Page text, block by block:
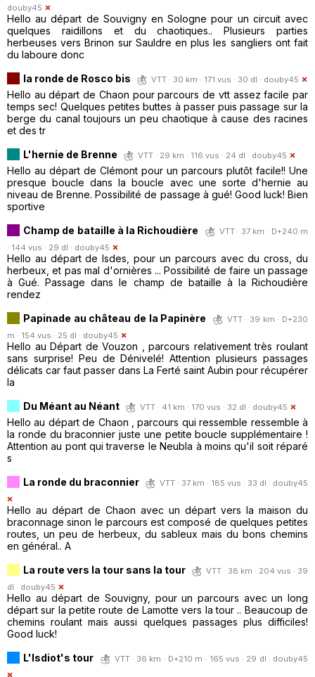
douby45
Hello au départ de Souvigny en Sologne pour un circuit avec
quelques raidillons et du chaotiques.. Plusieurs parties
herbeuses vers Brinon sur Sauldre en plus les sangliers ont fait
du laboure donc
la ronde de Rosco bis
VTT · 30 km · 171 vus · 30 dl · douby45
Hello au départ de Chaon pour parcours de vtt assez facile par
temps sec! Quelques petites buttes à passer puis passage sur la
berge du canal toujours un peu chaotique à cause des racines
et des tr
L'hernie de Brenne
VTT · 29 km · 116 vus · 24 dl · douby45
Hello au départ de Clémont pour un parcours plutôt facile!! Une
presque boucle dans la boucle avec une sorte d'hernie au
niveau de Brenne. Possibilité de passage à gué! Good luck! Bien
sportive
Champ de bataille à la Richoudière
VTT · 37 km · D+240 m
· 144 vus · 29 dl · douby45
Hello au départ de Isdes, pour un parcours avec du cross, du
herbeux, et pas mal d'ornières ... Possibilité de faire un passage
à Gué. Passage dans le champ de bataille à la Richoudière
rendez
Papinade au château de la Papinère
VTT · 39 km · D+230
m · 154 vus · 25 dl · douby45
Hello au Départ de Vouzon , parcours relativement très roulant
sans surprise! Peu de Dénivelé! Attention plusieurs passages
délicats car faut passer dans La Ferté saint Aubin pour récupérer
la
Du Méant au Néant
VTT · 41 km · 170 vus · 32 dl · douby45
Hello au départ de Chaon , parcours qui ressemble ressemble à
la ronde du braconnier juste une petite boucle supplémentaire !
Attention au pont qui traverse le Neubla à moins qu'il soit réparé
s
La ronde du braconnier
VTT · 37 km · 185 vus · 33 dl · douby45
Hello au départ de Chaon avec un départ vers la maison du
braconnage sinon le parcours est composé de quelques petites
routes, un peu de herbeux, du sableux mais du bons chemins
en général.. A
La route vers la tour sans la tour
VTT · 38 km · 204 vus · 39
dl · douby45
Hello au départ de Souvigny, pour un parcours avec un long
départ sur la petite route de Lamotte vers la tour .. Beaucoup de
chemins roulant mais aussi quelques passages plus difficiles!
Good luck!
L'Isdiot's tour
VTT · 36 km · D+210 m · 165 vus · 29 dl · douby45